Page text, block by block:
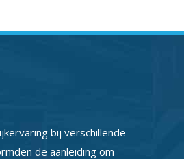
bij verschillende
de aanleiding om